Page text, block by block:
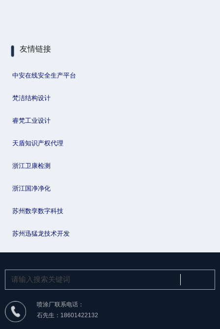
友情链接
中安在线安全生产平台
梵洁结构设计
睿梵工业设计
天盾知识产权代理
浙江卫康检测
浙江国净净化
苏州数孪数字科技
苏州迅猛龙技术开发
喷涂厂联系电话：
石先生：18601422132